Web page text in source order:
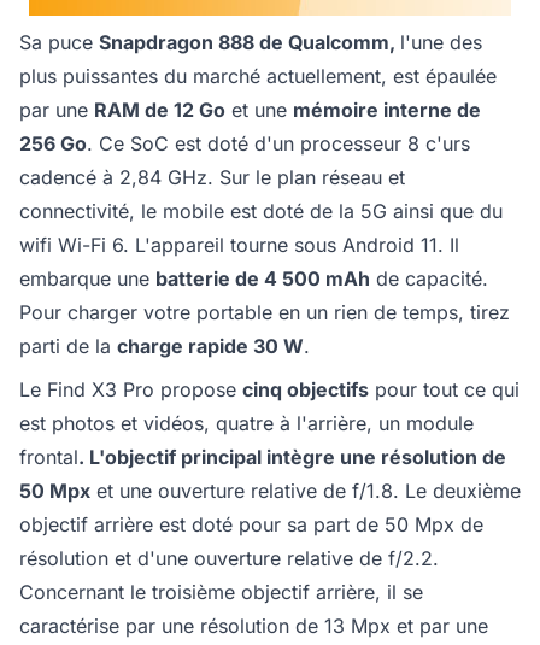
Sa puce Snapdragon 888 de Qualcomm, l'une des
plus puissantes du marché actuellement, est épaulée
par une RAM de 12 Go et une mémoire interne de
256 Go. Ce SoC est doté d'un processeur 8 c'urs
cadencé à 2,84 GHz. Sur le plan réseau et
connectivité, le mobile est doté de la 5G ainsi que du
wifi Wi-Fi 6. L'appareil tourne sous Android 11. Il
embarque une batterie de 4 500 mAh de capacité.
Pour charger votre portable en un rien de temps, tirez
parti de la charge rapide 30 W.
Le Find X3 Pro propose cinq objectifs pour tout ce qui
est photos et vidéos, quatre à l'arrière, un module
frontal. L'objectif principal intègre une résolution de
50 Mpx et une ouverture relative de f/1.8. Le deuxième
objectif arrière est doté pour sa part de 50 Mpx de
résolution et d'une ouverture relative de f/2.2.
Concernant le troisième objectif arrière, il se
caractérise par une résolution de 13 Mpx et par une